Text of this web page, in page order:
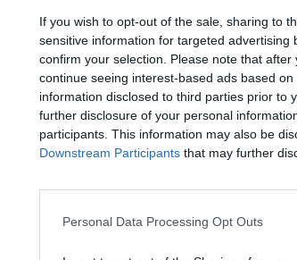
If you wish to opt-out of the sale, sharing to
sensitive information for targeted
confirm your selection. Please note that
continue seeing interest-based ads based
information disclosed to third parties prior to
further disclosure of your personal
participants. This information may also be
Downstream Participants that may further
Personal Data Processing Opt Outs
Publicidad